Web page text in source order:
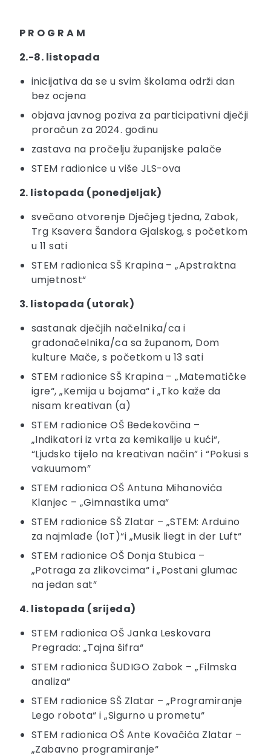
P R O G R A M
2.-8. listopada
inicijativa da se u svim školama održi dan
bez ocjena
objava javnog poziva za participativni dječji
proračun za 2024. godinu
zastava na pročelju županijske palače
STEM radionice u više JLS-ova
2. listopada (ponedjeljak)
svečano otvorenje Dječjeg tjedna, Zabok,
Trg Ksavera Šandora Gjalskog, s početkom
u 11 sati
STEM radionica SŠ Krapina – „Apstraktna
umjetnost“
3. listopada (utorak)
sastanak dječjih načelnika/ca i
gradonačelnika/ca sa županom, Dom
kulture Mače, s početkom u 13 sati
STEM radionice SŠ Krapina – „Matematičke
igre“, „Kemija u bojama“ i „Tko kaže da
nisam kreativan (a)
STEM radionice OŠ Bedekovčina –
„Indikatori iz vrta za kemikalije u kući“,
“Ljudsko tijelo na kreativan način” i “Pokusi s
vakuumom”
STEM radionica OŠ Antuna Mihanovića
Klanjec – „Gimnastika uma“
STEM radionice SŠ Zlatar – „STEM: Arduino
za najmlađe (IoT)“i „Musik liegt in der Luft“
STEM radionice OŠ Donja Stubica –
„Potraga za zlikovcima“ i „Postani glumac
na jedan sat”
4. listopada (srijeda)
STEM radionica OŠ Janka Leskovara
Pregrada: „Tajna šifra“
STEM radionica ŠUDIGO Zabok – „Filmska
analiza“
STEM radionice SŠ Zlatar – „Programiranje
Lego robota“ i „Sigurno u prometu“
STEM radionica OŠ Ante Kovačića Zlatar –
„Zabavno programiranje“